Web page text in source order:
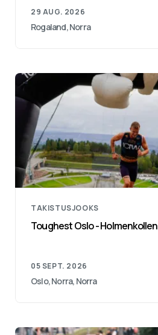
29 AUG. 2026
Rogaland, Norra
TAKISTUSJOOKS
Toughest Oslo - Holmenkollen
05 SEPT. 2026
Oslo, Norra, Norra